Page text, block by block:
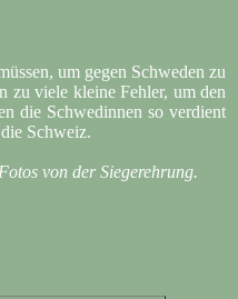
um gegen Schweden zu
zu viele kleine Fehler, um den
die Schwedinnen so verdient
Schweiz.
von der Siegerehrung.